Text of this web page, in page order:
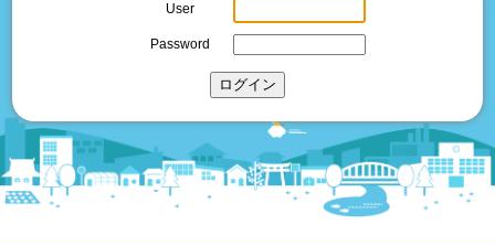
User
Password
ログイン